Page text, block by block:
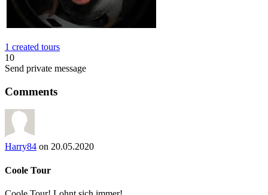
1 created tours
10
Send private message
Comments
Harry84 on 20.05.2020
Coole Tour